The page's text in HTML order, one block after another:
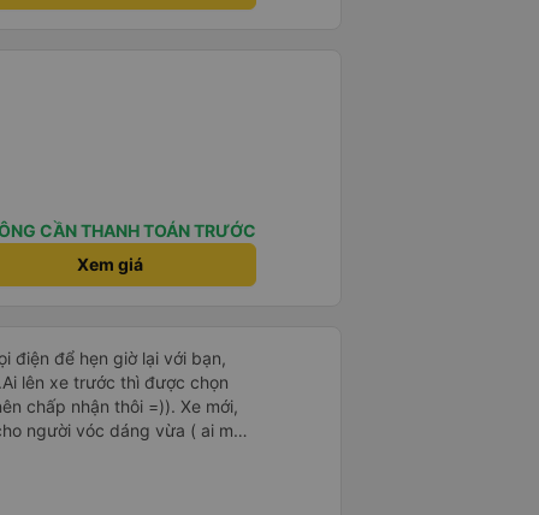
CẦN THANH TOÁN TRƯỚC
Xem giá
điện để hẹn giờ lại với bạn,
lên xe trước thì được chọn
chấp nhận thôi =)). Xe mới,
người vóc dáng vừa ( ai m8
Hừm xe mới, điều hoà lạnh